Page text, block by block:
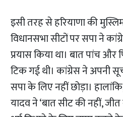
इसी तरह से हरियाणा की
विधानसभा सीटों पर सपा ने
प्रयास किया था। बात पांच
टिक गई थी। कांग्रेस ने अपनी
सपा के लिए नहीं छोड़ा।
यादव ने ‘बात सीट की नहीं,